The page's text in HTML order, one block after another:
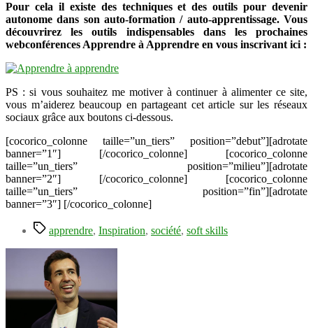
Pour cela il existe des techniques et des outils pour devenir
autonome dans son auto-formation / auto-apprentissage. Vous
découvrirez les outils indispensables dans les prochaines
webconférences Apprendre à Apprendre en vous inscrivant ici :
PS : si vous souhaitez me motiver à continuer à alimenter ce site,
vous m’aiderez beaucoup en partageant cet article sur les réseaux
sociaux grâce aux boutons ci-dessous.
[cocorico_colonne taille=”un_tiers” position=”debut”][adrotate
banner=”1″] [/cocorico_colonne] [cocorico_colonne
taille=”un_tiers” position=”milieu”][adrotate
banner=”2″] [/cocorico_colonne] [cocorico_colonne
taille=”un_tiers” position=”fin”][adrotate
banner=”3″] [/cocorico_colonne]
Étiquettes
apprendre, Inspiration, société, soft skills